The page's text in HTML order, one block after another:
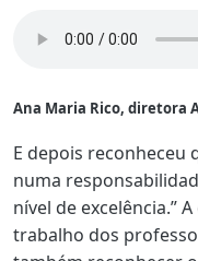
Ana Maria Rico, diretora
E depois reconheceu
numa
nível de excelência.”
trabalho dos